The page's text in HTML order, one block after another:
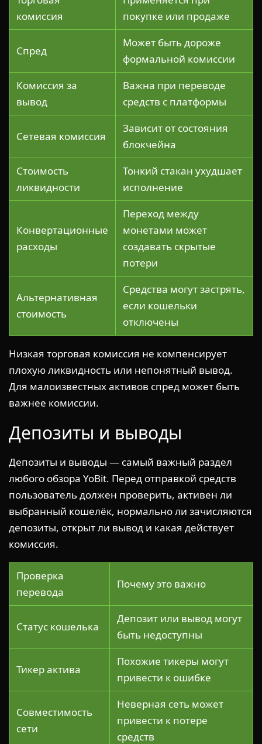
комиссия
покупке или продаже
Спред
Может быть дороже
формальной комиссии
Комиссия за
вывод
Важна при переводе
средств с платформы
Сетевая комиссия
Зависит от состояния
блокчейна
Стоимость
ликвидности
Тонкий стакан ухудшает
исполнение
Конвертационные
расходы
Переход между
монетами может
создавать скрытые
потери
Альтернативная
стоимость
Средства могут застрять,
если кошельки
отключены
Низкая торговая комиссия не компенсирует
плохую ликвидность или непонятный вывод.
Для малоизвестных активов спред может быть
важнее комиссии.
Депозиты и выводы
Депозиты и выводы — самый важный раздел
любого обзора YoBit. Перед отправкой средств
пользователь должен проверить, активен ли
выбранный кошелёк, нормально ли зачисляются
депозиты, открыт ли вывод и какая действует
комиссия.
Проверка
перевода
Почему это важно
Статус кошелька
Депозит или вывод могут
быть недоступны
Тикер актива
Похожие тикеры могут
привести к ошибке
Совместимость
сети
Неверная сеть может
привести к потере
средств